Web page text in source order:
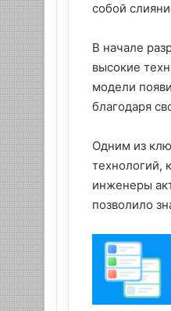
собой
В начале
высокие
модели
благодаря
Одним из
технологий,
инженеры
позволило